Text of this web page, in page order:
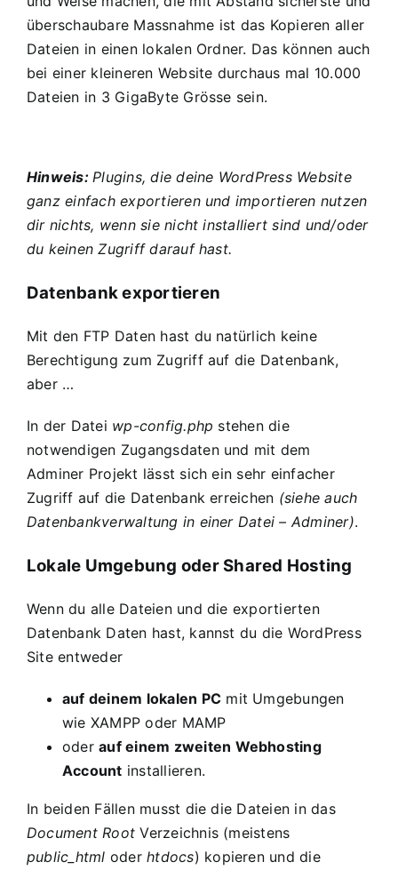
überschaubare Massnahme ist das Kopieren aller
Dateien in einen lokalen Ordner. Das können auch
bei einer kleineren Website durchaus mal 10.000
Dateien in 3 GigaByte Grösse sein.
Hinweis:Plugins, die deine WordPress Website
ganz einfach exportieren und importieren nutzen
dir nichts, wenn sie nicht installiert sind und/oder
du keinen Zugriff darauf hast.
Datenbank exportieren
Mit den FTP Daten hast du natürlich keine
Berechtigung zum Zugriff auf die Datenbank,
aber …
In der Datei wp-config.php stehen die
notwendigen Zugangsdaten und mit dem
Adminer Projekt lässt sich ein sehr einfacher
Zugriff auf die Datenbank erreichen (siehe auch
Datenbankverwaltung in einer Datei – Adminer).
Lokale Umgebung oder Shared Hosting
Wenn du alle Dateien und die exportierten
Datenbank Daten hast, kannst du die WordPress
Site entweder
auf deinem lokalen PC mit Umgebungen
wie XAMPP oder MAMP
oderauf einem zweiten Webhosting
Account installieren.
In beiden Fällen musst die die Dateien in das
Document Root Verzeichnis (meistens
public_html oderhtdocs) kopieren und die